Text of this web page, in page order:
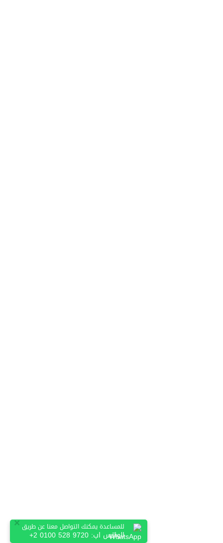
×للمساعدة يمكنك التواصل معنا عن طريق
الواتس اب: +2 0100 528 9720